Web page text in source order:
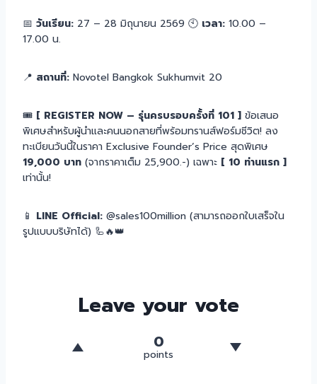
📅 วันเรียน: 27 – 28 มิถุนายน 2569 🕙 เวลา: 10.00 –
17.00 น.
📍 สถานที่: Novotel Bangkok Sukhumvit 20
🎟️ [ REGISTER NOW – รุ่นครบรอบครั้งที่ 101 ] ข้อเสนอ
พิเศษสำหรับผู้นำและคนนอกสายที่พร้อมทรานส์ฟอร์มชีวิต! ลง
ทะเบียนวันนี้ในราคา Exclusive Founder’s Price สุดพิเศษ
19,000 บาท (จากราคาเต็ม 25,900.-) เฉพาะ [ 10 ท่านแรก ]
เท่านั้น!
📱 LINE Official: @sales100million (สามารถออกใบเสร็จใน
รูปแบบบริษัทได้) 🦾🔥👑
Leave your vote
0
points